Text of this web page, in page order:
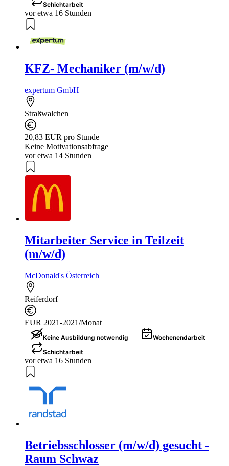
Schichtarbeit
vor etwa 16 Stunden
KFZ- Mechaniker (m/w/d)
expertum GmbH
Straßwalchen
20,83 EUR pro Stunde
Keine Motivationsabfrage
vor etwa 14 Stunden
Mitarbeiter Service in Teilzeit
(m/w/d)
McDonald's Österreich
Reiferdorf
EUR 2021-2021/Monat
Keine Ausbildung notwendig
Wochenendarbeit
Schichtarbeit
vor etwa 16 Stunden
Betriebsschlosser (m/w/d) gesucht -
Raum Schwaz